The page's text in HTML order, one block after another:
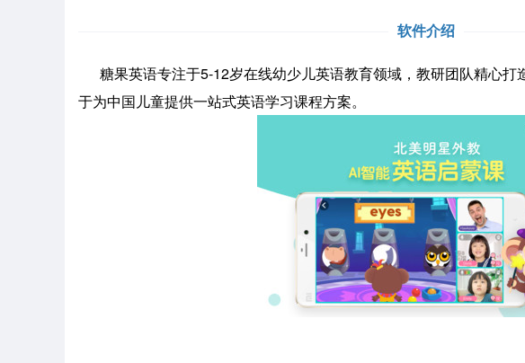
软件介绍
糖果英语专注于5-12岁在线幼少儿英语教育领域，教研团队精心打
于为中国儿童提供一站式英语学习课程方案。